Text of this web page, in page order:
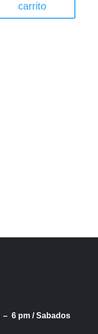
carrito
– 6 pm /Sabados